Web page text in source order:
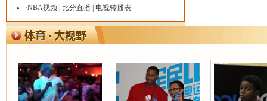
·NBA视频 | 比分直播 | 电视转播表